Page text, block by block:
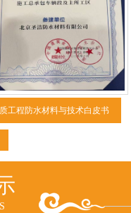
工程防水材料与技术白皮书